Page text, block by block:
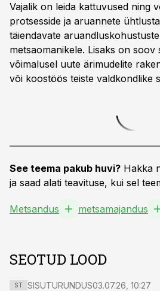
Vajalik on leida kattuvused ning
protsesside ja aruannete
täiendavate
metsaomanikele. Lisaks on soov
võimalusel uute ärimudelite
või koostöös teiste valdkondlike
See teema pakub huvi? Hakka
ja saad alati teavituse, kui sel
Metsandus metsamajandus
SEOTUD LOOD
ST SISUTURUNDUS03.07.26, 10:27